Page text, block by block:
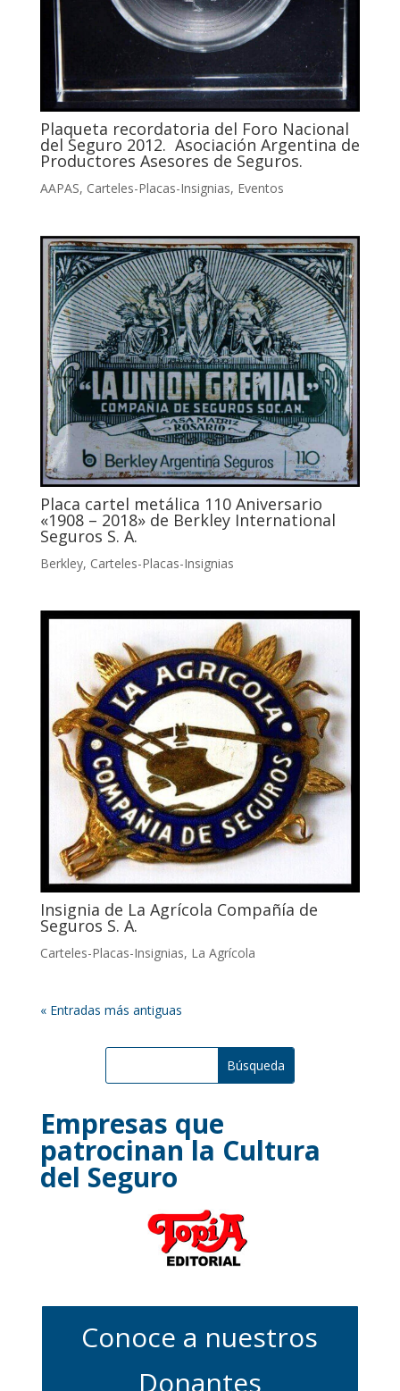
Plaqueta recordatoria del Foro Nacional
del Seguro 2012. Asociación Argentina de
Productores Asesores de Seguros.
AAPAS, Carteles-Placas-Insignias, Eventos
Placa cartel metálica 110 Aniversario
«1908 – 2018» de Berkley International
Seguros S. A.
Berkley, Carteles-Placas-Insignias
Insignia de La Agrícola Compañía de
Seguros S. A.
Carteles-Placas-Insignias, La Agrícola
« Entradas más antiguas
Empresas que
patrocinan la Cultura
del Seguro
Conoce a nuestros
Donantes